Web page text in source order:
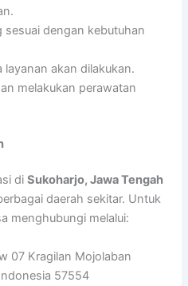
sesuai dengan kebutuhan
layanan akan dilakukan.
melakukan perawatan
diSukoharjo, Jawa Tengah
daerah sekitar. Untuk
menghubungi melalui:
07 Kragilan Mojolaban
57554